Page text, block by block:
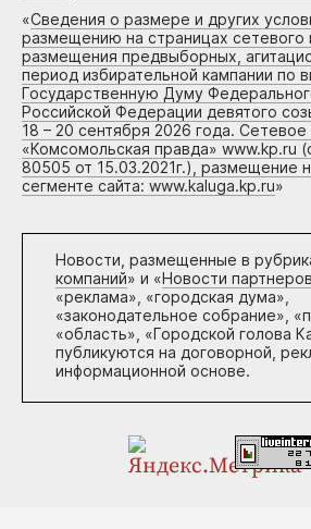
«Сведения о размере и других
размещению на страницах сетевого
размещения предвыборных,
период избирательной кампании по
Государственную Думу
Российской Федерации девятого
18 – 20 сентября 2026 года. Сетевое
«Комсомольская правда»
80505 от 15.03.2021г.), размещение
сегменте сайта: www.kaluga.kp.ru»
Новости, размещенные в
компаний» и «Новости партнеров
«реклама», «городская дума»,
«законодательное собрание»,
«область», «Городской голова
публикуются на договорной,
информационной основе.